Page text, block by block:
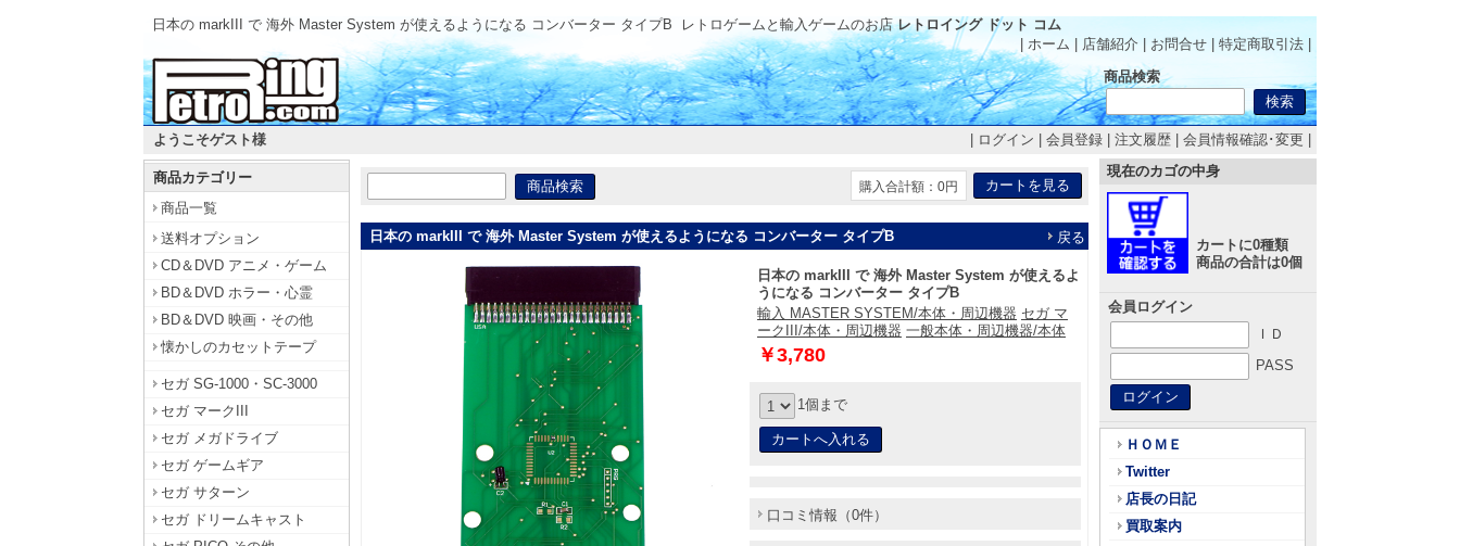
日本の markIII で 海外 Master System が使えるようになる コンバーター タイプB レトロゲームと輸入ゲームのお店レトロイング ドット コム
| ホーム
店舗紹介 お問合せ 特定商取引法
商品検索
ようこそゲスト様 ログイン 会員登録 注文履歴 会員情報確認･変更
商品カテゴリー
商品一覧
送料オプション
CD＆DVD アニメ・ゲーム
BD＆DVD ホラー・心霊
BD＆DVD 映画・その他
懐かしのカセットテープ
セガ SG-1000・SC-3000
セガ マークIII
セガ メガドライブ
セガ ゲームギア
セガ サターン
セガ ドリームキャスト
購入合計額：0円
日本の markIII で 海外 Master System が使えるようになる コンバーター タイプB 戻る
日本の markIII で 海外 Master System が使えるよ
うになる コンバーター タイプB
輸入 MASTER SYSTEM/本体・周辺機器 セガ マ
ークIII/本体・周辺機器 一般本体・周辺機器/本体
￥3,780
1個まで
口コミ情報（0件）
現在のカゴの中身
カートに0種類
商品の合計は0個
会員ログイン
ＩＤ
PASS
ＨＯＭＥ
Twitter
店長の日記
買取案内